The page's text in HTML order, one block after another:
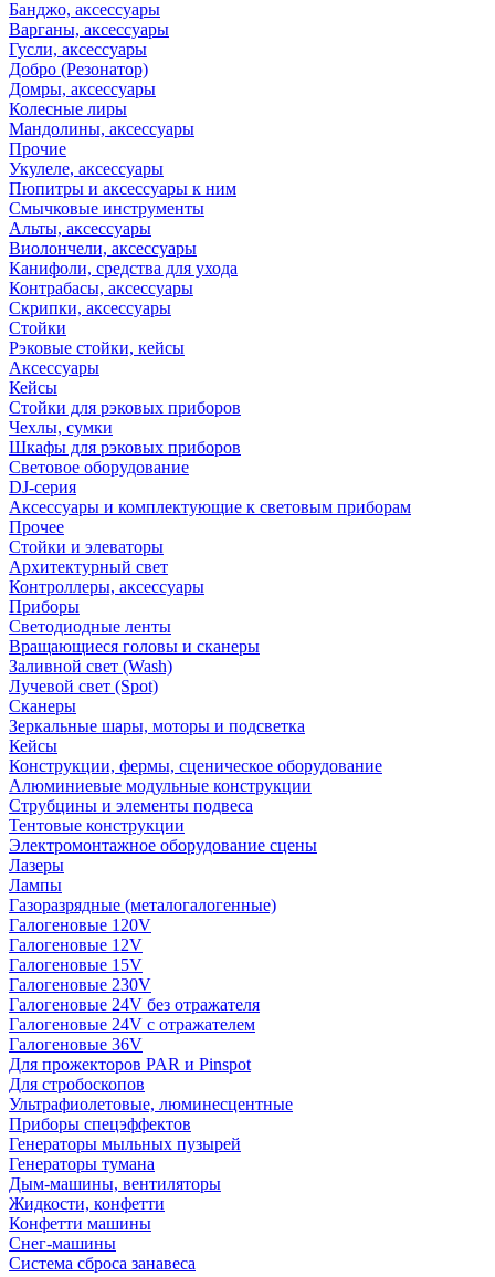
Банджо, аксессуары
Варганы, аксессуары
Гусли, аксессуары
Добро (Резонатор)
Домры, аксессуары
Колесные лиры
Мандолины, аксессуары
Прочие
Укулеле, аксессуары
Пюпитры и аксессуары к ним
Смычковые инструменты
Альты, аксессуары
Виолончели, аксессуары
Канифоли, средства для ухода
Контрабасы, аксессуары
Скрипки, аксессуары
Стойки
Рэковые стойки, кейсы
Аксессуары
Кейсы
Стойки для рэковых приборов
Чехлы, сумки
Шкафы для рэковых приборов
Световое оборудование
DJ-серия
Аксессуары и комплектующие к световым приборам
Прочее
Стойки и элеваторы
Архитектурный свет
Контроллеры, аксессуары
Приборы
Светодиодные ленты
Вращающиеся головы и сканеры
Заливной свет (Wash)
Лучевой свет (Spot)
Сканеры
Зеркальные шары, моторы и подсветка
Кейсы
Конструкции, фермы, сценическое оборудование
Алюминиевые модульные конструкции
Струбцины и элементы подвеса
Тентовые конструкции
Электромонтажное оборудование сцены
Лазеры
Лампы
Газоразрядные (металогалогенные)
Галогеновые 120V
Галогеновые 12V
Галогеновые 15V
Галогеновые 230V
Галогеновые 24V без отражателя
Галогеновые 24V с отражателем
Галогеновые 36V
Для прожекторов PAR и Pinspot
Для стробоскопов
Ультрафиолетовые, люминесцентные
Приборы спецэффектов
Генераторы мыльных пузырей
Генераторы тумана
Дым-машины, вентиляторы
Жидкости, конфетти
Конфетти машины
Снег-машины
Система сброса занавеса